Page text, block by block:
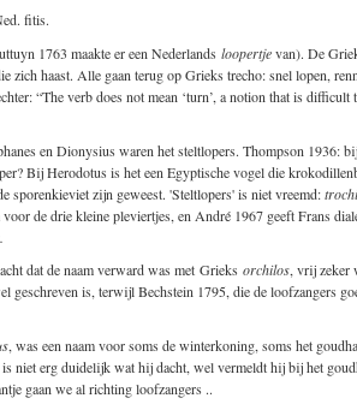
fitis.
1763 maakte er een Nederlands loopertjevan). De
haast. Alle gaan terug op Grieks trecho: snel lopen,
“The verb does not mean ‘turn’, a notion that is
en Dionysius waren het steltlopers. Thompson 1936:
Bij Herodotus is het een Egyptische vogel die
sporenkieviet zijn geweest. 'Steltlopers' is niet vreemd:
de drie kleine pleviertjes, en André 1967 geeft Frans
dat de naam verward was met Grieks orchilos, vrij zeker
geschreven is, terwijl Bechstein 1795, die de loofzangers
, was een naam voor soms de winterkoning, soms het
is niet erg duidelijk wat hij dacht, wel vermeldt hij bij het
gaan we al richting loofzangers ..